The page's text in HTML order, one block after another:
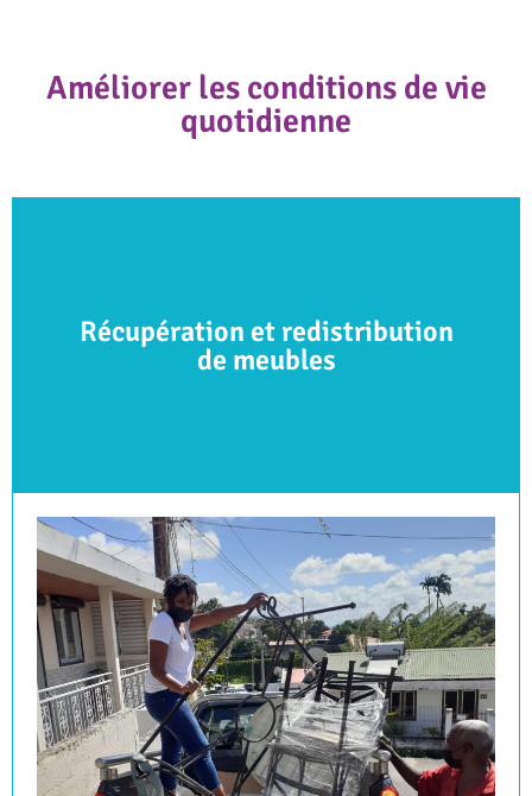
Améliorer les conditions de vie
quotidienne
Récupération et redistribution
de meubles